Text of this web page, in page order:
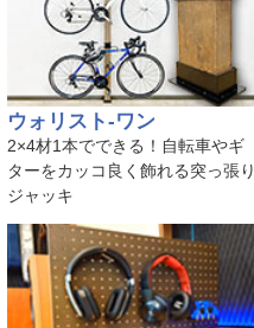
ウォリスト-ワン
2×4材1本でできる！自転車やギ
ターをカッコ良く飾れる突っ張り
ジャッキ